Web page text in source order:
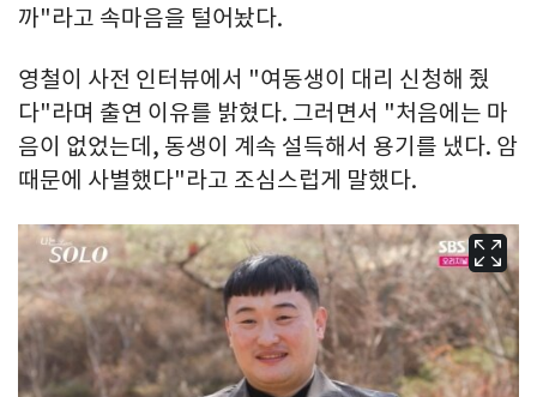
까"라고 속마음을 털어놨다.
영철이 사전 인터뷰에서 "여동생이 대리 신청해 줬
다"라며 출연 이유를 밝혔다. 그러면서 "처음에는 마
음이 없었는데, 동생이 계속 설득해서 용기를 냈다. 암
때문에 사별했다"라고 조심스럽게 말했다.